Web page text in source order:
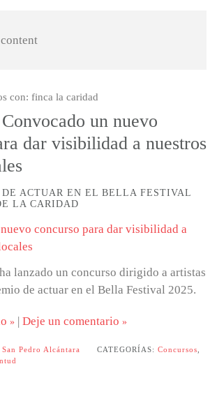
con: finca la caridad
Convocado un nuevo
dar visibilidad a nuestros
ACTUAR EN EL BELLA FESTIVAL
LA CARIDAD
lanzado un concurso dirigido a artistas
de actuar en el Bella Festival 2025.
| Deje un comentario
Pedro Alcántara CATEGORÍAS: Concursos